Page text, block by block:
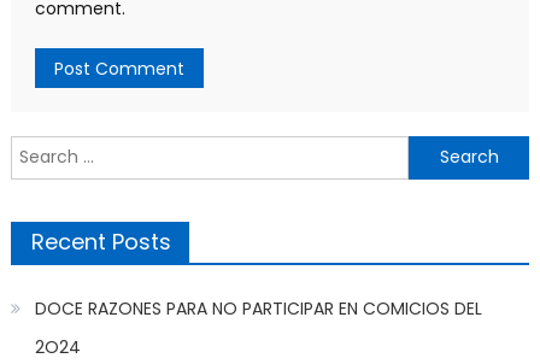
comment.
Search
for:
Recent Posts
DOCE RAZONES PARA NO PARTICIPAR EN COMICIOS DEL
2O24